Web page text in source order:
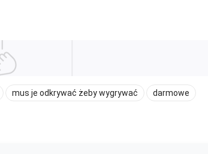
mus je odkrywać żeby wygrywać darmowe